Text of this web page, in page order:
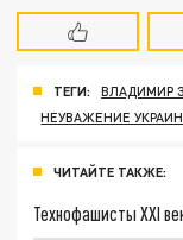
ТЕГИ: ВЛАДИМИР
НЕУВАЖЕНИЕ
ЧИТАЙТЕ ТАКЖЕ:
Технофашисты XXI